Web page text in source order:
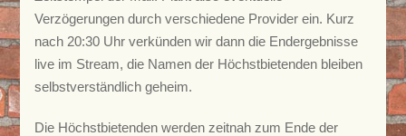
Verzögerungen durch verschiedene Provider ein. Kurz
nach 20:30 Uhr verkünden wir dann die Endergebnisse
live im Stream, die Namen der Höchstbietenden bleiben
selbstverständlich geheim.
Die Höchstbietenden werden zeitnah zum Ende der